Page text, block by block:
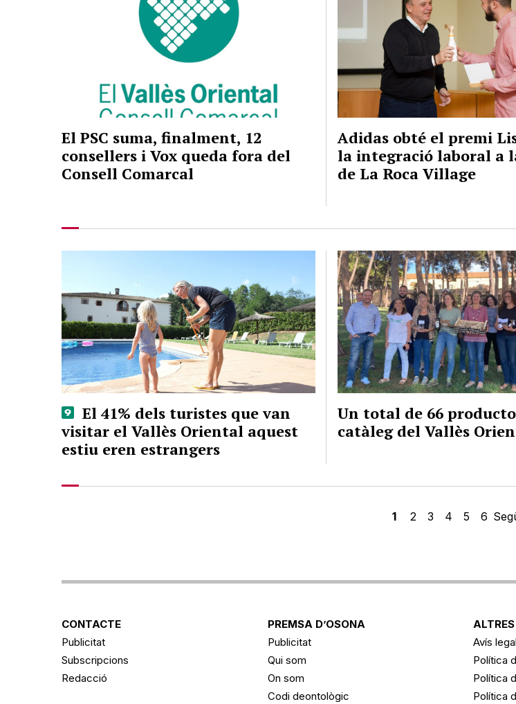
El PSC suma, finalment, 12
consellers i Vox queda fora del
Consell Comarcal
Adidas obté el premi
la integració laboral a
de La Roca Village
El 41% dels turistes que van
visitar el Vallès Oriental aquest
estiu eren estrangers
Un total de 66
catàleg del Vallès
1 2 3 4 5 6
CONTACTE
Publicitat
Subscripcions
Redacció
PREMSA D’OSONA
Publicitat
Qui som
On som
Codi deontològic
ALTRES
Avís legal
Política
Política
Política